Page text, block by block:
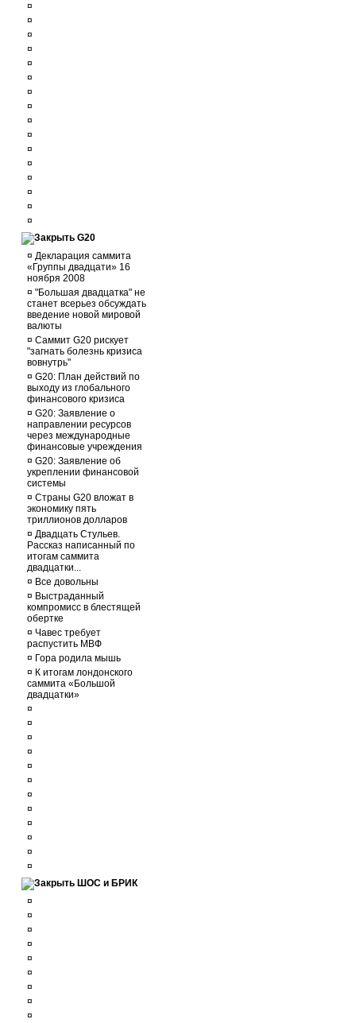
¤
¤
¤
¤
¤
¤
¤
¤
¤
¤
¤
¤
¤
¤
¤
¤
G20
¤ Декларация саммита
«Группы двадцати» 16
ноября 2008
¤ "Большая двадцатка" не
станет всерьез обсуждать
введение новой мировой
валюты
¤ Саммит G20 рискует
"загнать болезнь кризиса
вовнутрь"
¤ G20: План действий по
выходу из глобального
финансового кризиса
¤ G20: Заявление о
направлении ресурсов
через международные
финансовые учреждения
¤ G20: Заявление об
укреплении финансовой
системы
¤ Страны G20 вложат в
экономику пять
триллионов долларов
¤ Двадцать Стульев.
Рассказ написанный по
итогам саммита
двадцатки...
¤ Все довольны
¤ Выстраданный
компромисс в блестящей
обертке
¤ Чавес требует
распустить МВФ
¤ Гора родила мышь
¤ К итогам лондонского
саммита «Большой
двадцатки»
¤
¤
¤
¤
¤
¤
¤
¤
¤
¤
¤
¤
ШОС и БРИК
¤
¤
¤
¤
¤
¤
¤
¤
¤